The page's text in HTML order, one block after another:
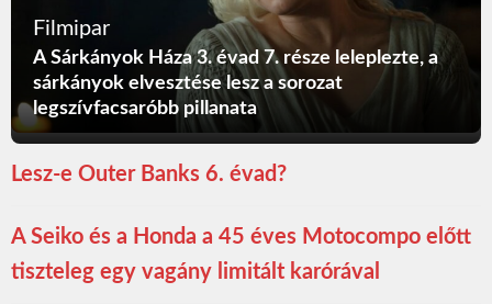
Filmipar
A Sárkányok Háza 3. évad 7. része leleplezte, a
sárkányok elvesztése lesz a sorozat
legszívfacsaróbb pillanata
Lesz-e Outer Banks 6. évad?
A Seiko és a Honda a 45 éves Motocompo előtt
tiszteleg egy vagány limitált karórával